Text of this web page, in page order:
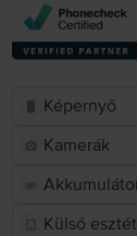
Képernyő
Kamerák
Külső